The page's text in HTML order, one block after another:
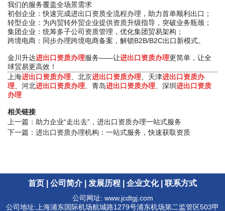
我们的服务覆盖全场景需求
初创企业：快速完成进出口资质全流程办理，助力首单顺利出口；
转型企业：为内贸转外贸企业提供资质升级指导，突破业务瓶颈；
集团企业：统筹多子公司资质管理，优化集团贸易架构；
跨境电商：同步办理跨境电商备案，解锁B2B/B2C出口新模式。
金川升达进出口资质办理服务——让进出口资质办理更简单，让全
球贸易更高效！
上海进出口资质办理、北京进出口资质办理、天津进出口资质办
理、河北进出口资质办理、青岛进出口资质办理、深圳 进出口资质
办理
相关链接
上一篇： 助力企业“走出去”，进出口资质办理一站式服务
下一篇： 进出口资质办理机构：一站式服务，快速获取资质
首页 公司简介| 发展历程 企业文化| 联系方式
公司网址: www.jcdtgj.com
公司地址:上海浦东国际机场航城路1279号浦东机场第二监管区503甲